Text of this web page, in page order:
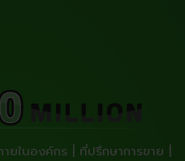
ยในองค์กร | ที่ปรึกษาการขาย |